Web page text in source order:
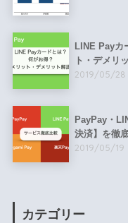
LINE Payカ
ト・デメリ
2019/05/28
PayPay・
決済】を徹
2019/05/19
カテゴリー